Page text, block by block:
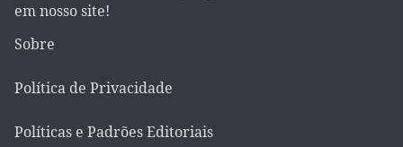
em nosso site!
Sobre
Política de Privacidade
Políticas e Padrões Editoriais